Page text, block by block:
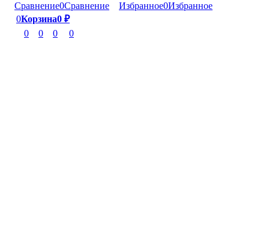
Сравнение0Сравнение Избранное0Избранное
0Корзина0 ₽
0
0 0 0